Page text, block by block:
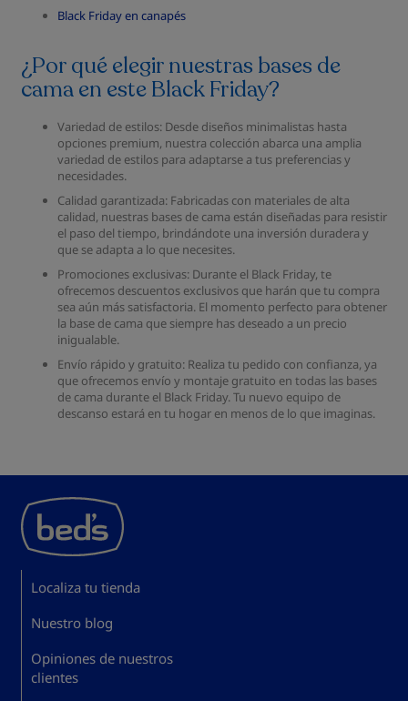
Black Friday en canapés
¿Por qué elegir nuestras bases de
cama en este Black Friday?
Variedad de estilos: Desde diseños minimalistas hasta
opciones premium, nuestra colección abarca una amplia
variedad de estilos para adaptarse a tus preferencias y
necesidades.
Calidad garantizada: Fabricadas con materiales de alta
calidad, nuestras bases de cama están diseñadas para resistir
el paso del tiempo, brindándote una inversión duradera y
que se adapta a lo que necesites.
Promociones exclusivas: Durante el Black Friday, te
ofrecemos descuentos exclusivos que harán que tu compra
sea aún más satisfactoria. El momento perfecto para obtener
la base de cama que siempre has deseado a un precio
inigualable.
Envío rápido y gratuito: Realiza tu pedido con confianza, ya
que ofrecemos envío y montaje gratuito en todas las bases
de cama durante el Black Friday. Tu nuevo equipo de
descanso estará en tu hogar en menos de lo que imaginas.
Localiza tu tienda
Nuestro blog
Opiniones de nuestros
clientes